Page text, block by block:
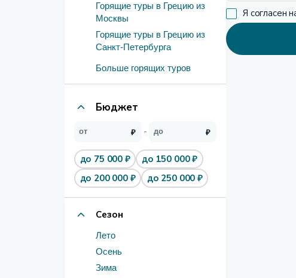
Горящие туры в Грецию из
Москвы
Горящие туры в Грецию из
Санкт-Петербурга
Больше горящих туров
Бюджет
до 75 000 ₽
до 150 000 ₽
до 200 000 ₽
до 250 000 ₽
Сезон
Лето
Осень
Зима
Я согласен